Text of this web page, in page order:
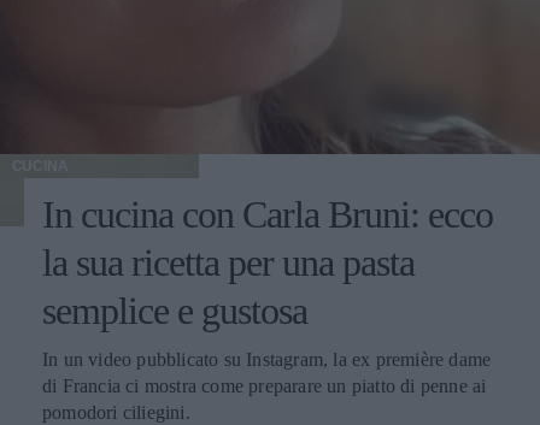
CUCINA
In cucina con Carla Bruni: ecco
la sua ricetta per una pasta
semplice e gustosa
In un video pubblicato su Instagram, la ex première dame
di Francia ci mostra come preparare un piatto di penne ai
pomodori ciliegini.